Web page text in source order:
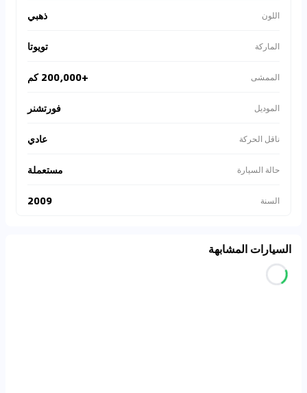
اللون ذهبي
الماركة تويوتا
الممشى +200,000 كم
الموديل فورتشنر
ناقل الحركة عادي
حالة السيارة مستعملة
السنة 2009
السيارات المشابهة